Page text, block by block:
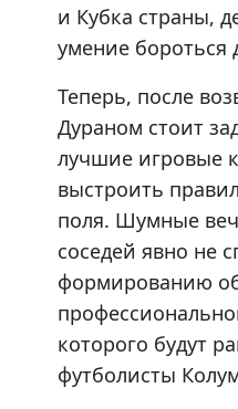
и Кубка страны,
умение бороться
Теперь, после
Дураном стоит
лучшие игровые
выстроить
поля. Шумные
соседей явно не
формированию
которого будут
футболисты